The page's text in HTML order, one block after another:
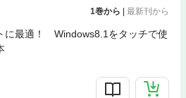
1巻から 最新刊から
に最適！ Windows8.1をタッチで使